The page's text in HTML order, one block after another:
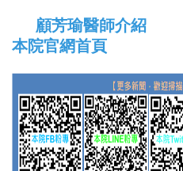
顧芳瑜醫師介紹
本院官網首頁